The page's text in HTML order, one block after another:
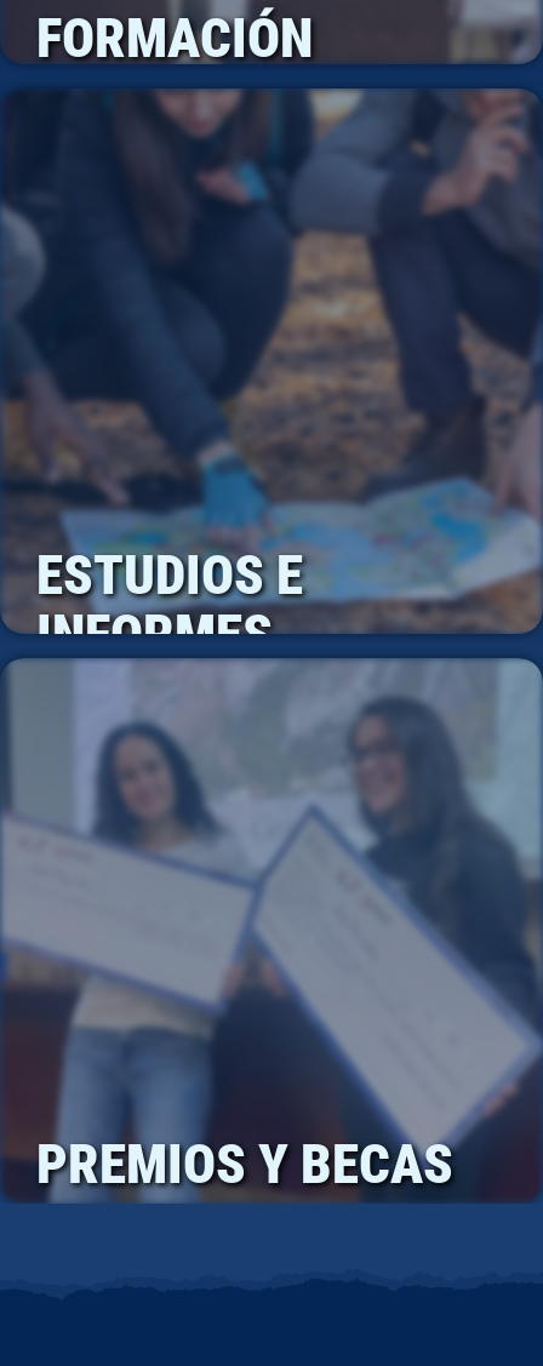
FORMACIÓN
ESTUDIOS E
INFORMES
PREMIOS Y BECAS